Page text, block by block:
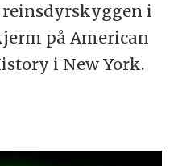
reinsdyrskyggen i
på American
i New York.